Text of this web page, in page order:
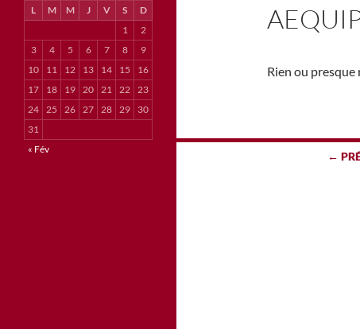
Rien ou
←
L M M J V S
D
1
2
3
4 5 6 7 8
9
10
11 12 13 14 15
16
17
18 19 20 21 22 23
24 25 26 27 28 29
30
31
« Fév